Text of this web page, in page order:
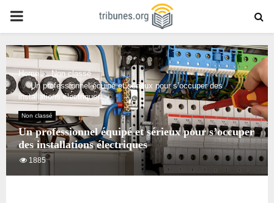
PRIMARY
MENU
Home
Non classé
Un professionnel équipé et sérieux pour s’occuper des
installations électriques
Non classé
Un professionnel équipé et sérieux pour s’occuper
des installations électriques
1885